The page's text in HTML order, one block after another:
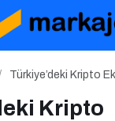
Türkiye’deki Kripto
Kripto
Kripto